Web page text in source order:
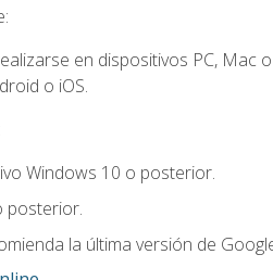
en dispositivos PC,
o iOS.
Windows 10 o posterior.
posterior.
la última versión de